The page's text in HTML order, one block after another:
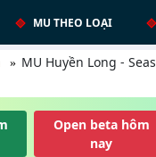
MU THEO LOẠI
MU Huyền Long -
Open beta hôm
nay